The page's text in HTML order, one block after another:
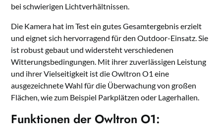
bei schwierigen Lichtverhältnissen.
Die Kamera hat im Test ein gutes Gesamtergebnis erzielt
und eignet sich hervorragend für den Outdoor-Einsatz. Sie
ist robust gebaut und widersteht verschiedenen
Witterungsbedingungen. Mit ihrer zuverlässigen Leistung
und ihrer Vielseitigkeit ist die Owltron O1 eine
ausgezeichnete Wahl für die Überwachung von großen
Flächen, wie zum Beispiel Parkplätzen oder Lagerhallen.
Funktionen der Owltron O1: